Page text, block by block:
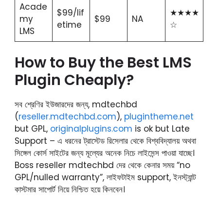
Acade
my
LMS
$99/lif
etime
$99 NA
★★★★
☆
How to Buy the Best LMS
Plugin Cheaply?
সব শ্রেণির ইউজারদের জন্য, mdtechbd
(reseller.mdtechbd.com), plugintheme.net
but GPL, originalplugins.com is ok but Late
Support – এ ধরনের ট্রাস্টেড রিসেলার থেকে বিশ্ববিদ্যালয় অথবা
সিঙ্গেল কোর্স সাইটের জন্য মূল্যের অনেক নিচে লাইসেন্স পাওয়া যাচ্ছে।
Boss reseller mdtechbd দের থেকে কেনার সময় “no
GPL/nulled warranty”, লাইফটাইম support, ইনস্ট্যান্ট
কাস্টমার সাপোর্ট নিয়ে নিশ্চিত হয়ে কিনবেন।